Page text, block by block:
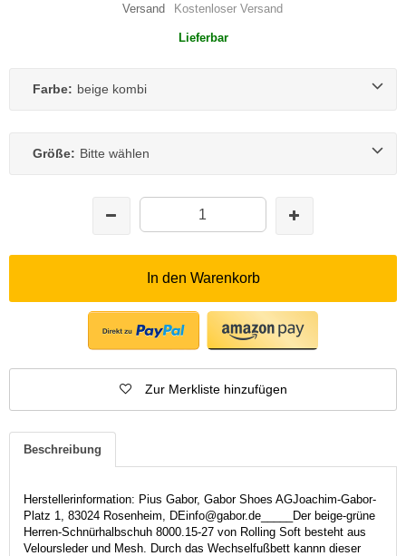
Versand Kostenloser Versand
Lieferbar
Farbe: beige kombi
Größe: Bitte wählen
In den Warenkorb
Zur Merkliste hinzufügen
Beschreibung
Herstellerinformation: Pius Gabor, Gabor Shoes AGJoachim-Gabor-
Platz 1, 83024 Rosenheim, DEinfo@gabor.de_____Der beige-grüne
Herren-Schnürhalbschuh 8000.15-27 von Rolling Soft besteht aus
Veloursleder und Mesh. Durch das Wechselfußbett kannn dieser